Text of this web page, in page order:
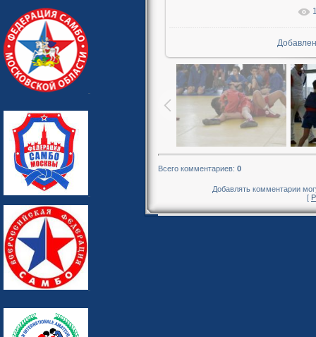
В
Всего комментариев: 0
Добавлять комментарии
[